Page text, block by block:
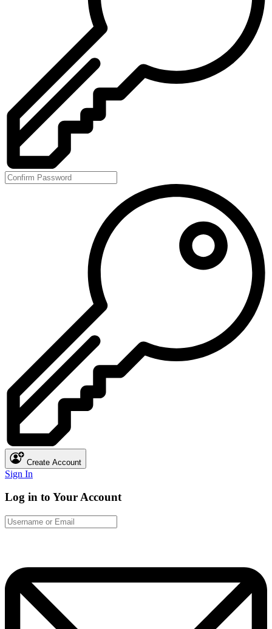
Create Account
Sign In
Log in to Your Account